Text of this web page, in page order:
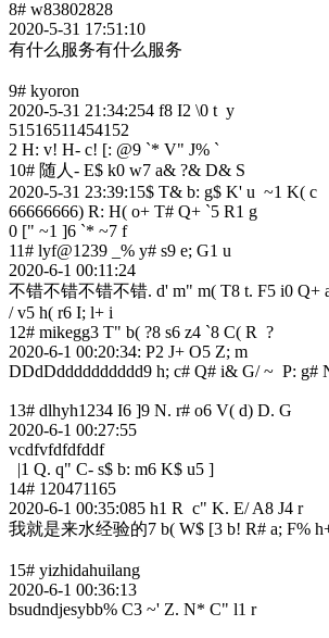
8# w83802828
2020-5-31 17:51:10
有什么服务有什么服务
9# kyoron
2020-5-31 21:34:254 f8 I2 \0 t y
51516511454152
2 H: v! H- c! [: @9 `* V" J% `
10# 随人 - E$ k0 w7 a& ?& D& S
2020-5-31 23:39:15$ T& b: g$ K' u ~1 K( c
66666666) R: H( o+ T# Q+ `5 R1 g
0 [" ~1 ]6 `* ~7 f
11# lyf@1239 _% y# s9 e; G1 u
2020-6-1 00:11:24
不错不错不错不错. d' m" m( T8 t. F5 i0 Q+
/ v5 h( r6 I; l+ i
12# mikegg3 T" b( ?8 s6 z4 `8 C( R ?
2020-6-1 00:20:34: P2 J+ O5 Z; m
DDdDdddddddddd9 h; c# Q# i& G/ ~ P: g#
13# dlhyh1234 I6 ]9 N. r# o6 V( d) D. G
2020-6-1 00:27:55
vcdfvfdfdfddf
|1 Q. q" C- s$ b: m6 K$ u5 ]
14# 120471165
2020-6-1 00:35:085 h1 R c" K. E/ A8 J4 r
我就是来水经验的7 b( W$ [3 b! R# a; F%
15# yizhidahuilang
2020-6-1 00:36:13
bsudndjesybb% C3 ~' Z. N* C" l1 r